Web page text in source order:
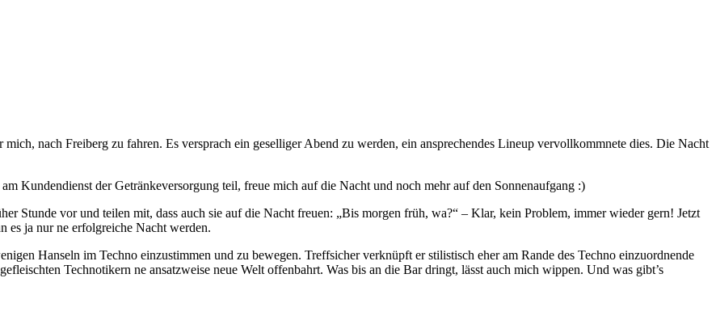
nach Freiberg zu fahren. Es versprach ein geselliger Abend zu werden, ein ansprechendes Lineup vervollkommnete dies. Die Nacht
Kundendienst der Getränkeversorgung teil, freue mich auf die Nacht und noch mehr auf den Sonnenaufgang :)
Stunde vor und teilen mit, dass auch sie auf die Nacht freuen: „Bis morgen früh, wa?“ – Klar, kein Problem, immer wieder gern! Jetzt
es ja nur ne erfolgreiche Nacht werden.
Hanseln im Techno einzustimmen und zu bewegen. Treffsicher verknüpft er stilistisch eher am Rande des Techno einzuordnende
Technotikern ne ansatzweise neue Welt offenbahrt. Was bis an die Bar dringt, lässt auch mich wippen. Und was gibt’s